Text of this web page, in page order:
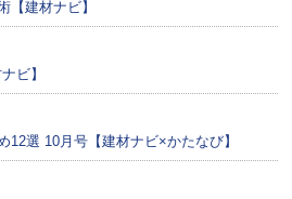
【建材ナビ】
ビ】
12選 10月号【建材ナビ×かたなび】